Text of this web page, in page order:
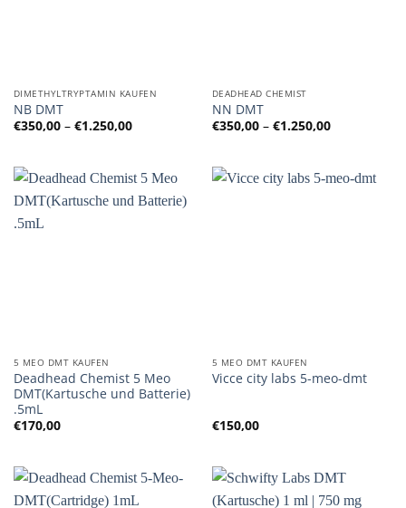
DIMETHYLTRYPTAMIN KAUFEN
NB DMT
€350,00 – €1.250,00Preisspanne:
DEADHEAD CHEMIST
NN DMT
€350,00 – €1.250,00
5 MEO DMT KAUFEN
Deadhead Chemist 5 Meo
DMT(Kartusche und Batterie)
.5mL
€170,00
5 MEO DMT KAUFEN
Vicce city labs 5-meo-dmt
€150,00